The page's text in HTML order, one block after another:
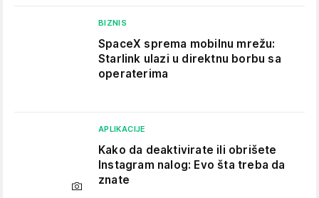
BIZNIS
SpaceX sprema mobilnu mrežu:
Starlink ulazi u direktnu borbu sa
operaterima
APLIKACIJE
Kako da deaktivirate ili obrišete
Instagram nalog: Evo šta treba da
znate